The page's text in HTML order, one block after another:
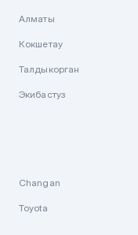
Алматы
Кокшетау
Талдыкорган
Экибастуз
Changan
Toyota